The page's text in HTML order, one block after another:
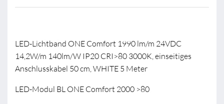
LED-Lichtband ONE Comfort 1990 lm/m 24VDC
14,2W/m 140lm/W IP20 CRI>80 3000K, einseitiges
Anschlusskabel 50 cm, WHITE 5 Meter
LED-Modul BL ONE Comfort 2000 >80